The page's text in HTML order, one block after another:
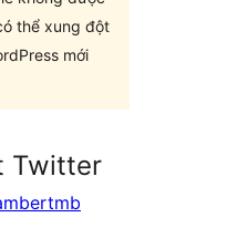
thể xung đột
mới
Twitter